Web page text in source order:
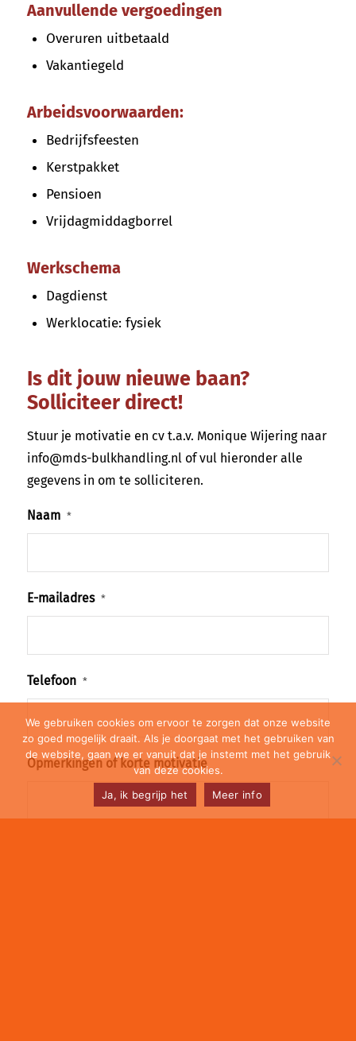
Aanvullende vergoedingen
Overuren uitbetaald
Vakantiegeld
Arbeidsvoorwaarden:
Bedrijfsfeesten
Kerstpakket
Pensioen
Vrijdagmiddagborrel
Werkschema
Dagdienst
Werklocatie: fysiek
Is dit jouw nieuwe baan?
Solliciteer direct!
Stuur je motivatie en cv t.a.v. Monique Wijering naar
info@mds-bulkhandling.nl of vul hieronder alle
gegevens in om te solliciteren.
Naam *
E-mailadres *
Telefoon *
Opmerkingen of korte motivatie
We gebruiken cookies om ervoor te zorgen dat onze website
zo goed mogelijk draait. Als je doorgaat met het gebruiken van
de website, gaan we er vanuit dat je instemt met het gebruik
van deze cookies.
Ja, ik begrijp het
Meer info